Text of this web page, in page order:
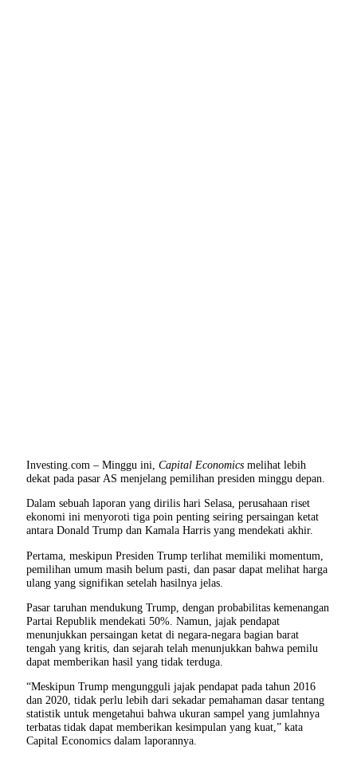
Investing.com – Minggu ini,Capital Economics melihat lebih
dekat pada pasar AS menjelang pemilihan presiden minggu depan.
Dalam sebuah laporan yang dirilis hari Selasa, perusahaan riset
ekonomi ini menyoroti tiga poin penting seiring persaingan ketat
antara Donald Trump dan Kamala Harris yang mendekati akhir.
Pertama, meskipun Presiden Trump terlihat memiliki momentum,
pemilihan umum masih belum pasti, dan pasar dapat melihat harga
ulang yang signifikan setelah hasilnya jelas.
Pasar taruhan mendukung Trump, dengan probabilitas kemenangan
Partai Republik mendekati 50%. Namun, jajak pendapat
menunjukkan persaingan ketat di negara-negara bagian barat
tengah yang kritis, dan sejarah telah menunjukkan bahwa pemilu
dapat memberikan hasil yang tidak terduga.
“Meskipun Trump mengungguli jajak pendapat pada tahun 2016
dan 2020, tidak perlu lebih dari sekadar pemahaman dasar tentang
statistik untuk mengetahui bahwa ukuran sampel yang jumlahnya
terbatas tidak dapat memberikan kesimpulan yang kuat,” kata
Capital Economics dalam laporannya.